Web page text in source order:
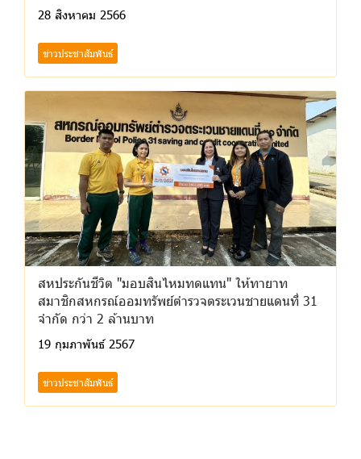
28 สิงหาคม 2566
ข่าวประชาสัมพันธ์
สหประกันชีวิต "มอบสินไหมทดแทน" ให้ทายาท
สมาชิกสหกรณ์ออมทรัพย์ตำรวจตระเวนชายแดนที่ 31
จำกัด กว่า 2 ล้านบาท
19 กุมภาพันธ์ 2567
ข่าวประชาสัมพันธ์